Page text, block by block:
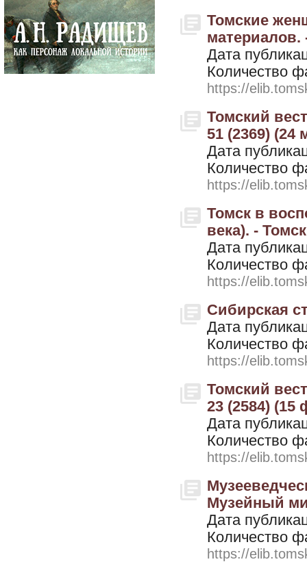
Томские
материалов.
Дата
Количество
https://
Томский
51 (2369) (24
Дата
Количество
https://
Томск в
века). -
Дата
Количество
https://
Сибирская
Дата
Количество
https://
Томский
23 (2584) (15
Дата
Количество
https://
Музейный
Дата
Количество
https://